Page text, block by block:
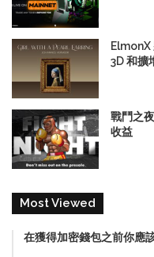
ElmonX
3D 和擴
戰鬥之
收益
Most Viewed
在獲得加密錢包之前你應